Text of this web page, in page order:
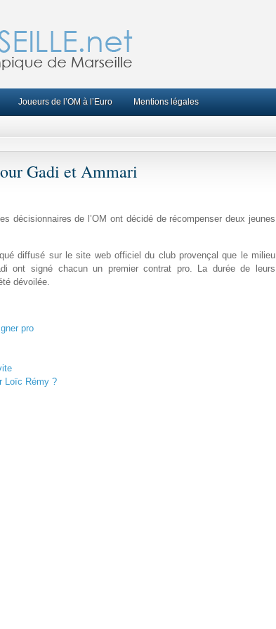
Joueurs de l’OM à l’Euro Mentions légales
Gadi et Ammari
décisionnaires de l’OM ont décidé de récompenser deux jeunes
diffusé sur le site web officiel du club provençal que le milieu
ont signé chacun un premier contrat pro. La durée de leurs
dévoilée.
pro
Loïc Rémy ?